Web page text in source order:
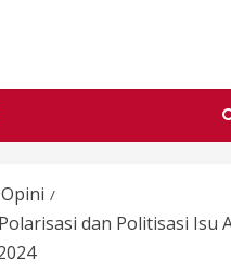
Opini
dan Politisasi Isu